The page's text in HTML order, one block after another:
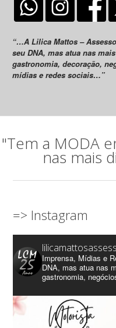
“…A Lilica Mattos –
seu DNA, mas atua nas
gastronomia, decoração,
mídias e redes sociais…”
"Tem a MODA
nas mais
=> Instagram
Imprensa, Mídias e
DNA, mas atua nas
gastronomia,